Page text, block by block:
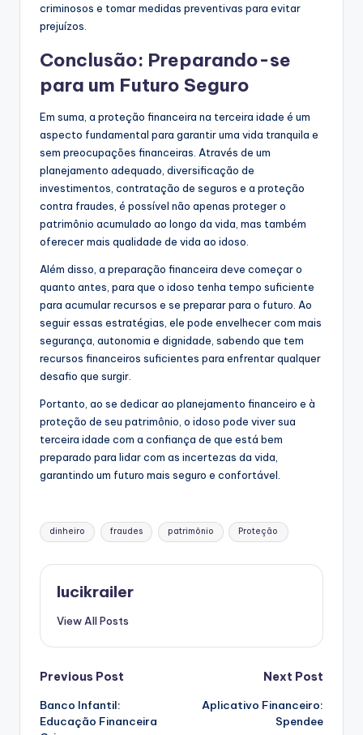
criminosos e tomar medidas preventivas para evitar
prejuízos.
Conclusão: Preparando-se
para um Futuro Seguro
Em suma, a proteção financeira na terceira idade é um
aspecto fundamental para garantir uma vida tranquila e
sem preocupações financeiras. Através de um
planejamento adequado, diversificação de
investimentos, contratação de seguros e a proteção
contra fraudes, é possível não apenas proteger o
patrimônio acumulado ao longo da vida, mas também
oferecer mais qualidade de vida ao idoso.
Além disso, a preparação financeira deve começar o
quanto antes, para que o idoso tenha tempo suficiente
para acumular recursos e se preparar para o futuro. Ao
seguir essas estratégias, ele pode envelhecer com mais
segurança, autonomia e dignidade, sabendo que tem
recursos financeiros suficientes para enfrentar qualquer
desafio que surgir.
Portanto, ao se dedicar ao planejamento financeiro e à
proteção de seu patrimônio, o idoso pode viver sua
terceira idade com a confiança de que está bem
preparado para lidar com as incertezas da vida,
garantindo um futuro mais seguro e confortável.
Tags:
dinheiro fraudes patrimônio Proteção
lucikrailer
View All Posts
Post
navigation
Previous Post
Banco Infantil:
Educação Financeira
Next Post
Aplicativo Financeiro:
Spendee